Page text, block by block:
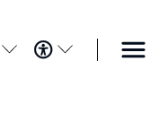
MENU
DOSTĘPNOŚCI